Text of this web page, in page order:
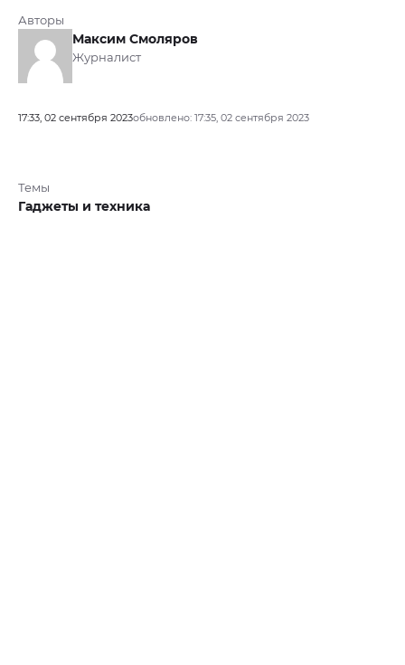
Авторы
Максим Смоляров
Журналист
17:33, 02 сентября 2023обновлено: 17:35, 02 сентября 2023
Темы
Гаджеты и техника